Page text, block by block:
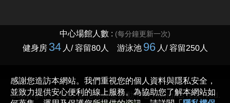
Copyright © 2023 臺北市大安運動中心 All rights reserved.